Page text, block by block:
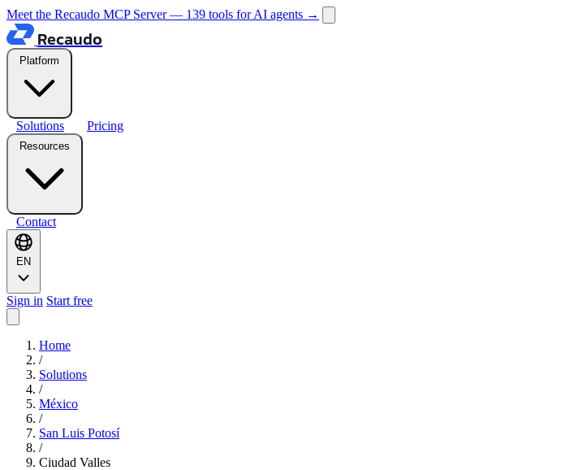
Meet the Recaudo MCP Server — 139 tools for AI agents →
Recaudo
Platform
Solutions Pricing
Resources
Contact
EN
Sign in Start free
Home
/
Solutions
/
México
/
San Luis Potosí
/
Ciudad Valles